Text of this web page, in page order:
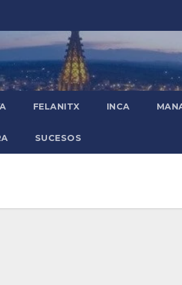
FELANITX INCA
SUCESOS